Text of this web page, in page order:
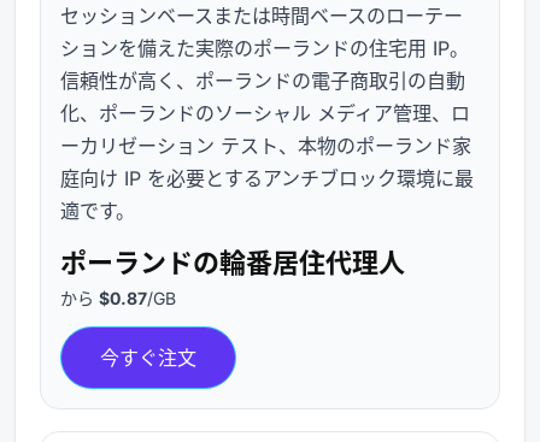
セッションベースまたは時間ベースのローテー
ションを備えた実際のポーランドの住宅用 IP。
信頼性が高く、ポーランドの電子商取引の自動
化、ポーランドのソーシャル メディア管理、ロ
ーカリゼーション テスト、本物のポーランド家
庭向け IP を必要とするアンチブロック環境に最
適です。
ポーランドの輪番居住代理人
から $0.87/GB
今すぐ注文